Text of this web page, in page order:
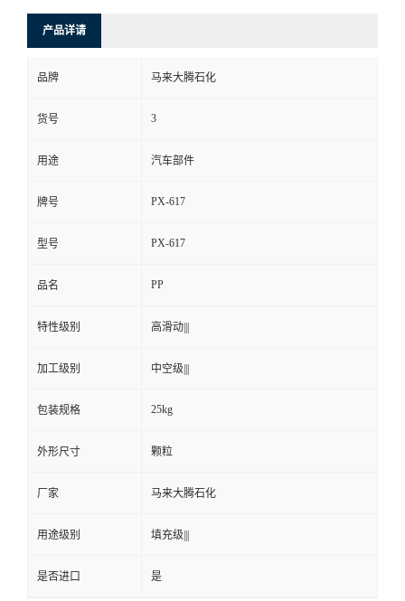
产品详请
品牌 马来大腾石化
货号 3
用途 汽车部件
牌号 PX-617
型号 PX-617
品名 PP
特性级别 高滑动|||
加工级别 中空级|||
包装规格 25kg
外形尺寸 颗粒
厂家 马来大腾石化
用途级别 填充级|||
是否进口 是